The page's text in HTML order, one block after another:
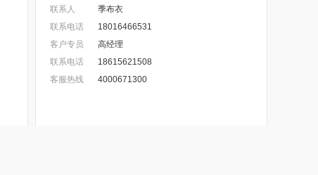
联系人
季布衣
联系电话
18016466531
客户专员
高经理
联系电话
18615621508
客服热线
4000671300